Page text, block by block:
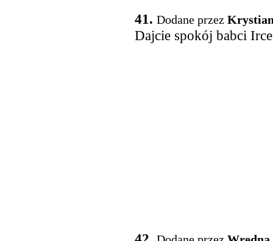
41. Dodane przez
Dajcie spokój babci